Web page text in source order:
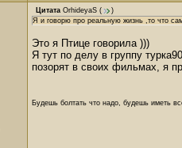
Цитата OrhideyaS (
)
Я и говорю про реальную жизнь ,то что
Это я Птице говорила )))
Я тут по делу в группу
позорят в своих фильмах, я
Будешь болтать что надо, будешь иметь